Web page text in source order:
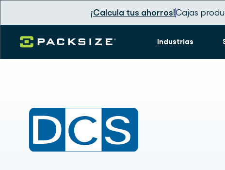
¡Calcula tus ahorros!Cajas
Industrias